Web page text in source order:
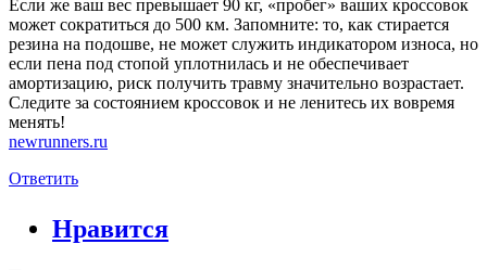
Если же ваш вес превышает 90 кг, «пробег» ваших кроссовок
может сократиться до 500 км. Запомните: то, как стирается
резина на подошве, не может служить индикатором износа, но
если пена под стопой уплотнилась и не обеспечивает
амортизацию, риск получить травму значительно возрастает.
Следите за состоянием кроссовок и не ленитесь их вовремя
менять!
newrunners.ru
Ответить
Нравится